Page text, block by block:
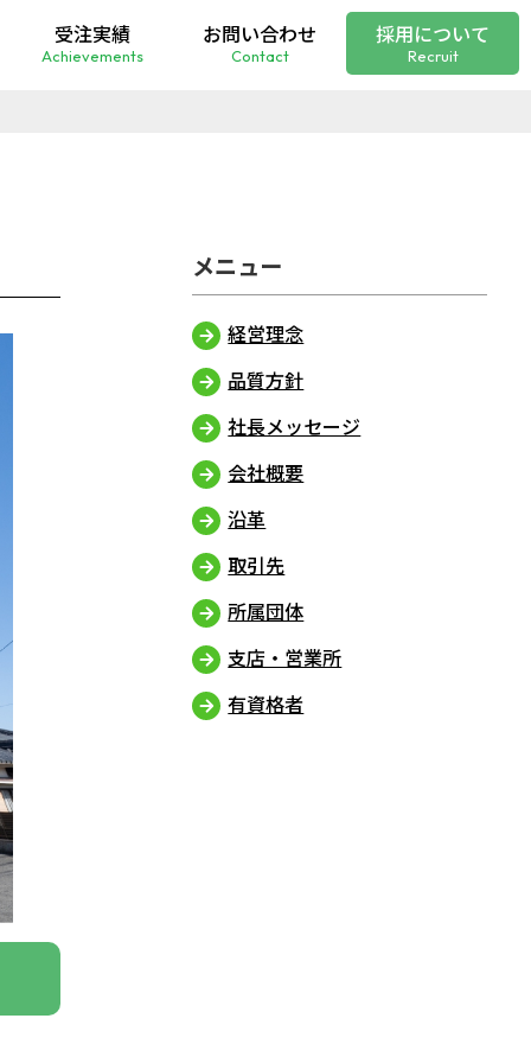
受注実績
Achievements
お問い合わせ
Contact
採用について
Recruit
経営理念
品質方針
社⻑メッセージ
会社概要
沿革
取引先
所属団体
支店・営業所
有資格者